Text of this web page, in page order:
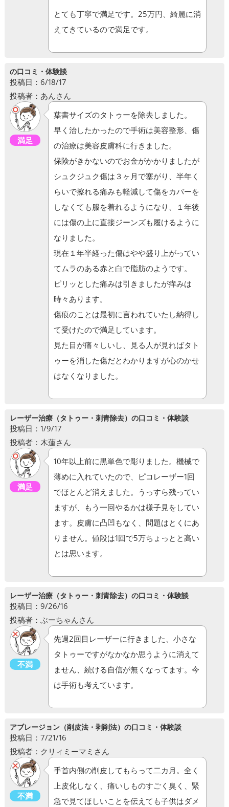
とても丁寧で満足です。25万円、綺麗に消
えてきているので満足です。
の口コミ・体験談
投稿日：6/18/17
投稿者：あんさん
満足
葉書サイズのタトゥーを除去しました。
早く治したかったので手術は美容整形、傷
の治療は美容皮膚科に行きました。
保険がきかないのでお金がかかりましたが
シュクジュク傷は３ヶ月で塞がり、半年く
らいで擦れる痛みも軽減して傷をカバーを
しなくても服を着れるようになり、１年後
には傷の上に直接ジーンズも履けるように
なりました。
現在１年半経った傷はやや盛り上がってい
てムラのある赤と白で脂肪のようです。
ピリッとした痛みは引きましたが痒みは
時々あります。
傷痕のことは最初に言われていたし納得し
て受けたので満足しています。
見た目が痛々しいし、見る人が見ればタト
ゥーを消した傷だとわかりますが心のかせ
はなくなりました。
レーザー治療（タトゥー・刺青除去）の口コミ・体験談
投稿日：1/9/17
投稿者：木蓮さん
満足
10年以上前に黒単色で彫りました。機械で
薄めに入れていたので、ピコレーザー1回
でほとんど消えました。うっすら残ってい
ますが、もう一回やるかは様子見をしてい
ます。皮膚に凸凹もなく、問題はとくにあ
りません。値段は1回で5万ちょっとと高い
とは思います。
レーザー治療（タトゥー・刺青除去）の口コミ・体験談
投稿日：9/26/16
投稿者：ぶーちゃんさん
不満
先週2回目レーザーに行きました、小さな
タトゥーですがなかなか思うように消えて
ません、続ける自信が無くなってます。今
は手術も考えています。
アブレージョン（削皮法・剥削法）の口コミ・体験談
投稿日：7/21/16
投稿者：クリィミーマミさん
不満
手首内側の削皮してもらって二カ月。全く
上皮化しなく、痛いしものすごく臭く、緊
急で見てほしいことを伝えても子供はダメ